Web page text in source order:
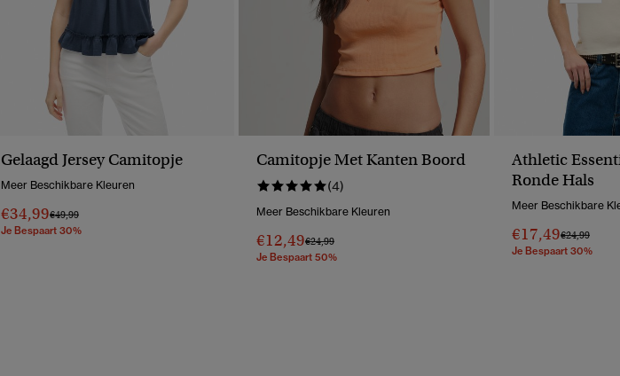
Gelaagd Jersey Camitopje
Meer Beschikbare Kleuren
€34,99Prijs Verlaagd Van
€49,99Naar
Je Bespaart 30%
Camitopje Met Kanten Boord
(4)
Meer Beschikbare Kleuren
€12,49Prijs Verlaagd Van
€24,99Naar
Je Bespaart 50%
Athletic
Ronde Hals
Meer Beschikbare
€17,49Prijs
€24,99Naar
Je Bespaart 30%